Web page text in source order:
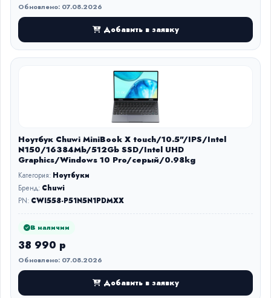
Обновлено: 07.08.2026
Добавить в заявку
Ноутбук Chuwi MiniBook X touch/10.5"/IPS/Intel
N150/16384Mb/512Gb SSD/Intel UHD
Graphics/Windows 10 Pro/серый/0.98kg
Категория: Ноутбуки
Бренд: Chuwi
PN: CWI558-P51N5N1PDMXX
В наличии
38 990 р
Обновлено: 07.08.2026
Добавить в заявку